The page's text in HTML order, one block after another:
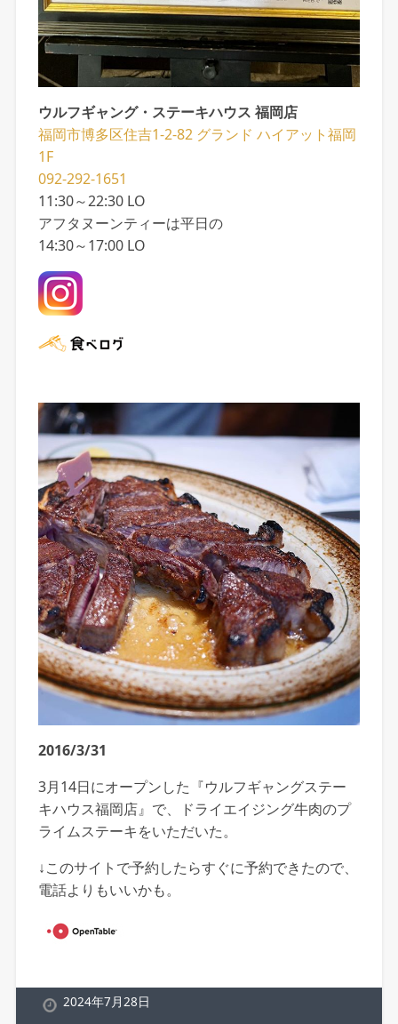
ウルフギャング・ステーキハウス 福岡店
福岡市博多区住吉1-2-82 グランド ハイアット福岡
1F
092-292-1651
11:30～22:30 LO
アフタヌーンティーは平日の
14:30～17:00 LO
2016/3/31
3月14日にオープンした『ウルフギャングステー
キハウス福岡店』で、ドライエイジング牛肉のプ
ライムステーキをいただいた。
↓このサイトで予約したらすぐに予約できたので、
電話よりもいいかも。
2024年7月28日